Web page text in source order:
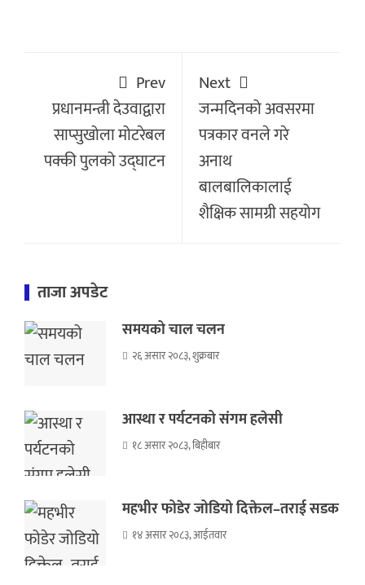
Prev
प्रधानमन्त्री देउवाद्वारा
साप्सुखोला मोटरेबल
पक्की पुलको उद्घाटन
Next
जन्मदिनको अवसरमा
पत्रकार वनले गरे
अनाथ
बालबालिकालाई
शैक्षिक सामग्री सहयोग
ताजा अपडेट
समयको चाल चलन
२६ असार २०८३, शुक्रबार
आस्था र पर्यटनको संगम हलेसी
१८ असार २०८३, बिहीबार
महभीर फोडेर जोडियो दिक्तेल–तराई सडक
१४ असार २०८३, आईतवार